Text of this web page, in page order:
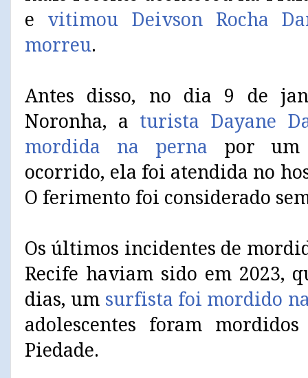
e vitimou Deivson Rocha
morreu.
Antes disso, no dia 9 de
Noronha, a turista Dayane
mordida na perna por um
ocorrido, ela foi atendida no
O ferimento foi considerado
Os últimos incidentes de
Recife haviam sido em 2023,
dias, um surfista foi mordido
adolescentes foram
Piedade.